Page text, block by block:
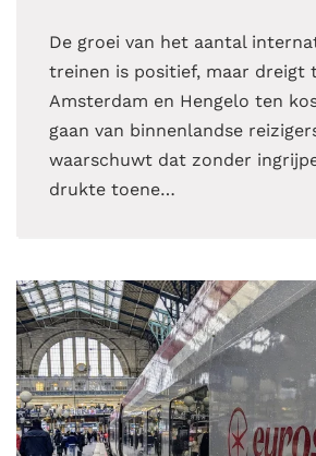
De groei van het aantal
treinen is positief, maar dreigt
Amsterdam en Hengelo ten
gaan van binnenlandse
waarschuwt dat zonder
drukte toene…